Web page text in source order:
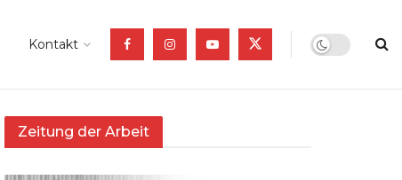
Kontakt
Zeitung der Arbeit